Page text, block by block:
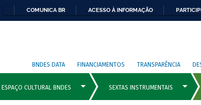
COMUNICA BR ACESSO À INFORMAÇÃO
BNDES DATA FINANCIAMENTOS TRANSPARÊNCIA